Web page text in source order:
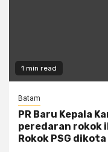
1 min read
Batam
PR Baru Kepala
peredaran rokok
Rokok PSG